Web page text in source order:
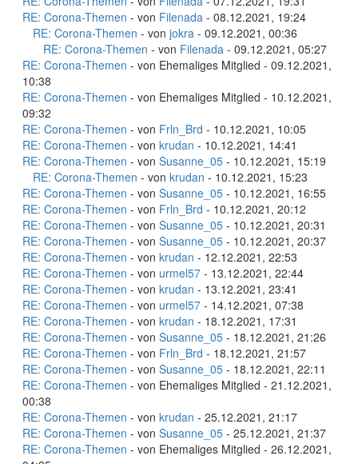
RE: Corona-Themen - von Filenada - 08.12.2021, 19:24
RE: Corona-Themen - von jokra - 09.12.2021, 00:36
RE: Corona-Themen - von Filenada - 09.12.2021, 05:27
RE: Corona-Themen - von Ehemaliges Mitglied - 09.12.2021,
10:38
RE: Corona-Themen - von Ehemaliges Mitglied - 10.12.2021,
09:32
RE: Corona-Themen - von Frln_Brd - 10.12.2021, 10:05
RE: Corona-Themen - von krudan - 10.12.2021, 14:41
RE: Corona-Themen - von Susanne_05 - 10.12.2021, 15:19
RE: Corona-Themen - von krudan - 10.12.2021, 15:23
RE: Corona-Themen - von Susanne_05 - 10.12.2021, 16:55
RE: Corona-Themen - von Frln_Brd - 10.12.2021, 20:12
RE: Corona-Themen - von Susanne_05 - 10.12.2021, 20:31
RE: Corona-Themen - von Susanne_05 - 10.12.2021, 20:37
RE: Corona-Themen - von krudan - 12.12.2021, 22:53
RE: Corona-Themen - von urmel57 - 13.12.2021, 22:44
RE: Corona-Themen - von krudan - 13.12.2021, 23:41
RE: Corona-Themen - von urmel57 - 14.12.2021, 07:38
RE: Corona-Themen - von krudan - 18.12.2021, 17:31
RE: Corona-Themen - von Susanne_05 - 18.12.2021, 21:26
RE: Corona-Themen - von Frln_Brd - 18.12.2021, 21:57
RE: Corona-Themen - von Susanne_05 - 18.12.2021, 22:11
RE: Corona-Themen - von Ehemaliges Mitglied - 21.12.2021,
00:38
RE: Corona-Themen - von krudan - 25.12.2021, 21:17
RE: Corona-Themen - von Susanne_05 - 25.12.2021, 21:37
RE: Corona-Themen - von Ehemaliges Mitglied - 26.12.2021,